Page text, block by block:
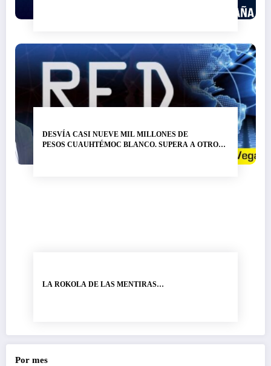
DESVÍA CASI NUEVE MIL MILLONES DE
PESOS CUAUHTÉMOC BLANCO. SUPERA A OTRO
LA ROKOLA DE LAS MENTIRAS…
Por mes